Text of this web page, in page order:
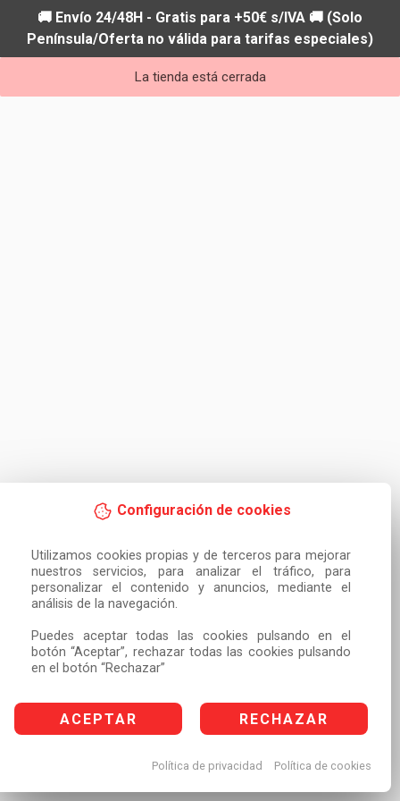
Configuración de cookies
Utilizamos cookies propias y de terceros para mejorar
nuestros servicios, para analizar el tráfico, para
personalizar el contenido y anuncios, mediante el
análisis de la navegación.
Puedes aceptar todas las cookies pulsando en el
botón “Aceptar”, rechazar todas las cookies pulsando
en el botón “Rechazar”
ACEPTAR RECHAZAR
Política de privacidad Política de cookies
🚚 Envío 24/48H - Gratis para +50€ s/IVA 🚚 (Solo
Península/Oferta no válida para tarifas especiales)
La tienda está cerrada